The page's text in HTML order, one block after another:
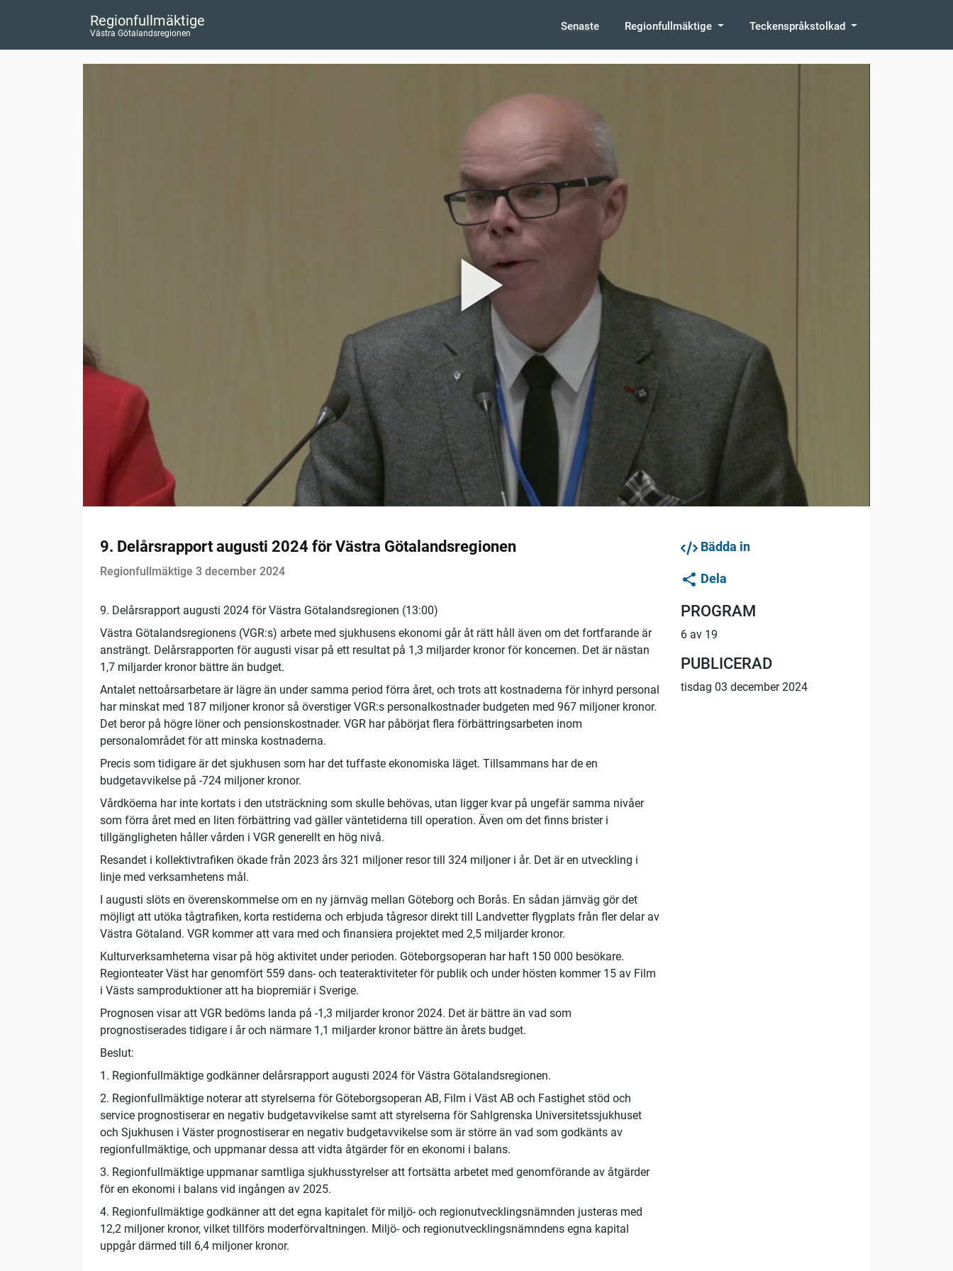
Regionfullmäktige
Västra Götalandsregionen
Senaste Regionfullmäktige Teckenspråkstolkad
9. Delårsrapport augusti 2024 för Västra Götalandsregionen
Regionfullmäktige 3 december 2024
9. Delårsrapport augusti 2024 för Västra Götalandsregionen (13:00)
Västra Götalandsregionens (VGR:s) arbete med sjukhusens ekonomi går åt rätt håll även om det fortfarande är
ansträngt. Delårsrapporten för augusti visar på ett resultat på 1,3 miljarder kronor för koncernen. Det är nästan
1,7 miljarder kronor bättre än budget.
Antalet nettoårsarbetare är lägre än under samma period förra året, och trots att kostnaderna för inhyrd personal
har minskat med 187 miljoner kronor så överstiger VGR:s personalkostnader budgeten med 967 miljoner kronor.
Det beror på högre löner och pensionskostnader. VGR har påbörjat flera förbättringsarbeten inom
personalområdet för att minska kostnaderna.
Precis som tidigare är det sjukhusen som har det tuffaste ekonomiska läget. Tillsammans har de en
budgetavvikelse på -724 miljoner kronor.
Vårdköerna har inte kortats i den utsträckning som skulle behövas, utan ligger kvar på ungefär samma nivåer
som förra året med en liten förbättring vad gäller väntetiderna till operation. Även om det finns brister i
tillgängligheten håller vården i VGR generellt en hög nivå.
Resandet i kollektivtrafiken ökade från 2023 års 321 miljoner resor till 324 miljoner i år. Det är en utveckling i
linje med verksamhetens mål.
I augusti slöts en överenskommelse om en ny järnväg mellan Göteborg och Borås. En sådan järnväg gör det
möjligt att utöka tågtrafiken, korta restiderna och erbjuda tågresor direkt till Landvetter flygplats från fler delar av
Västra Götaland. VGR kommer att vara med och finansiera projektet med 2,5 miljarder kronor.
Kulturverksamheterna visar på hög aktivitet under perioden. Göteborgsoperan har haft 150 000 besökare.
Regionteater Väst har genomfört 559 dans- och teateraktiviteter för publik och under hösten kommer 15 av Film
i Västs samproduktioner att ha biopremiär i Sverige.
Prognosen visar att VGR bedöms landa på -1,3 miljarder kronor 2024. Det är bättre än vad som
prognostiserades tidigare i år och närmare 1,1 miljarder kronor bättre än årets budget.
Beslut:
1. Regionfullmäktige godkänner delårsrapport augusti 2024 för Västra Götalandsregionen.
2. Regionfullmäktige noterar att styrelserna för Göteborgsoperan AB, Film i Väst AB och Fastighet stöd och
service prognostiserar en negativ budgetavvikelse samt att styrelserna för Sahlgrenska Universitetssjukhuset
och Sjukhusen i Väster prognostiserar en negativ budgetavvikelse som är större än vad som godkänts av
regionfullmäktige, och uppmanar dessa att vidta åtgärder för en ekonomi i balans.
3. Regionfullmäktige uppmanar samtliga sjukhusstyrelser att fortsätta arbetet med genomförande av åtgärder
för en ekonomi i balans vid ingången av 2025.
4. Regionfullmäktige godkänner att det egna kapitalet för miljö- och regionutvecklingsnämnden justeras med
12,2 miljoner kronor, vilket tillförs moderförvaltningen. Miljö- och regionutvecklingsnämndens egna kapital
uppgår därmed till 6,4 miljoner kronor.
Bädda in
Dela
PROGRAM
6 av 19
PUBLICERAD
tisdag 03 december 2024